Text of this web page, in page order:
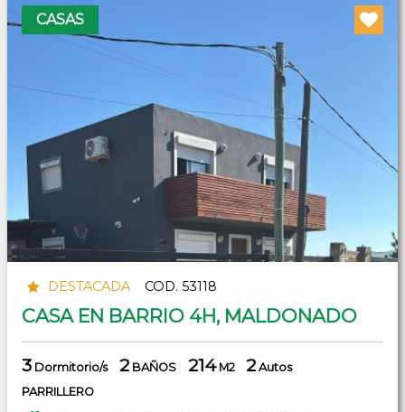
CASAS
DESTACADA COD. 53118
CASA EN BARRIO 4H, MALDONADO
3 Dormitorio/s 2BAÑOS 214M2 2 Autos
PARRILLERO